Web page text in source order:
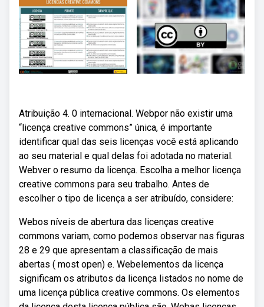
Atribuição 4. 0 internacional. Webpor não existir uma
“licença creative commons” única, é importante
identificar qual das seis licenças você está aplicando
ao seu material e qual delas foi adotada no material.
Webver o resumo da licença. Escolha a melhor licença
creative commons para seu trabalho. Antes de
escolher o tipo de licença a ser atribuído, considere:
Webos níveis de abertura das licenças creative
commons variam, como podemos observar nas figuras
28 e 29 que apresentam a classificação de mais
abertas ( most open) e. Webelementos da licença
significam os atributos da licença listados no nome de
uma licença pública creative commons. Os elementos